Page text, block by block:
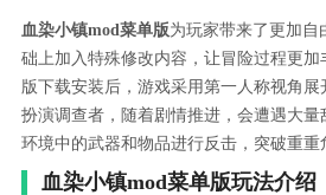
血染小镇mod菜单版为玩家带来了更加自
础上加入特殊修改内容，让冒险过程更加
版下载安装后，游戏采用第一人称视角展
扮演调查者，随着剧情推进，会遭遇大量
环境中的武器和物品进行反击，突破重重
血染小镇mod菜单版玩法介绍